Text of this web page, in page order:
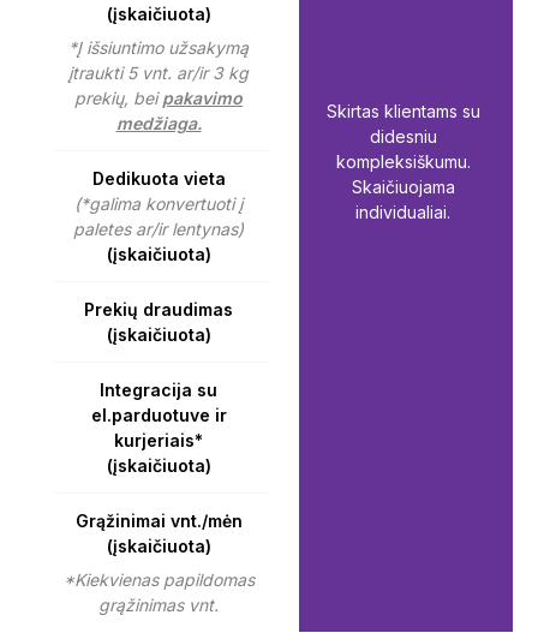
Skirtas klientams su
didesniu
kompleksiškumu.
Skaičiuojama
individualiai.
(įskaičiuota)
*Į išsiuntimo užsakymą
įtraukti 5 vnt. ar/ir 3 kg
prekių, beipakavimo
medžiaga.
Dedikuota vieta
(*galima konvertuoti į
paletes ar/ir lentynas)
(įskaičiuota)
Prekių draudimas
(įskaičiuota)
Integracija su
el.parduotuve ir
kurjeriais*
(įskaičiuota)
Grąžinimai vnt./mėn
(įskaičiuota)
*Kiekvienas papildomas
grąžinimas vnt.